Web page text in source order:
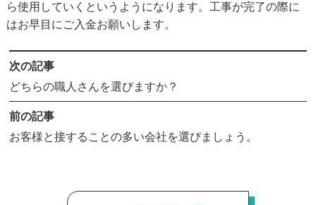
ら使用していくというようになります。工事が完了の際に
はお早目にご入金お願いします。
次の記事
どちらの職人さんを選びますか？
前の記事
お客様と接することの多い会社を選びましょう。